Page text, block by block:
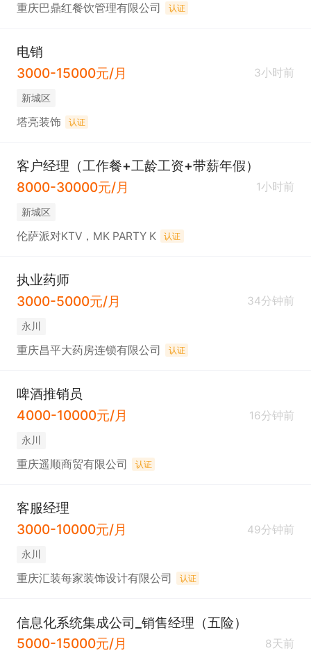
重庆巴鼎红餐饮管理有限公司 认证
电销
3000-15000元/月
3小时前
新城区
塔亮装饰 认证
客户经理（工作餐+工龄工资+带薪年假）
8000-30000元/月
1小时前
新城区
伦萨派对KTV，MK PARTY K 认证
执业药师
3000-5000元/月
34分钟前
永川
重庆昌平大药房连锁有限公司 认证
啤酒推销员
4000-10000元/月
16分钟前
永川
重庆遥顺商贸有限公司 认证
客服经理
3000-10000元/月
49分钟前
永川
重庆汇装每家装饰设计有限公司 认证
信息化系统集成公司_销售经理（五险）
5000-15000元/月
8天前